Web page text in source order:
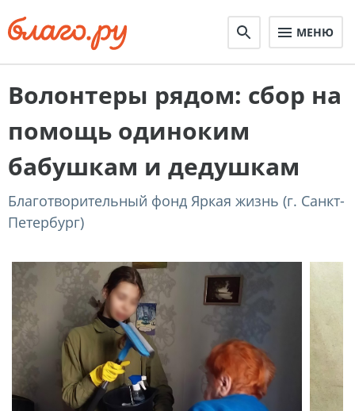
МЕНЮ
Волонтеры рядом: сбор на
помощь одиноким
бабушкам и дедушкам
Благотворительный фонд Яркая жизнь (г. Санкт-
Петербург)